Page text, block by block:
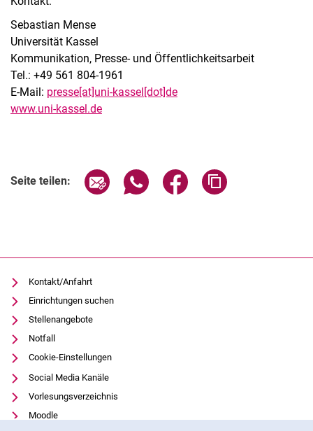
Sebastian Mense
Universität Kassel
Kommunikation, Presse- und Öffentlichkeitsarbeit
Tel.: +49 561 804-1961
E-Mail: presse[at]uni-kassel[dot]de
www.uni-kassel.de
Seite teilen: Seite über E-Mail teilen
Seite über WhatsApp teilen
Seite über Facebook
Kontakt/Anfahrt
Einrichtungen suchen
Stellenangebote
Notfall
Cookie-Einstellungen
Social Media Kanäle
Vorlesungsverzeichnis
Moodle